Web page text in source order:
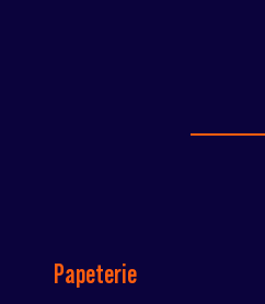
Papeterie